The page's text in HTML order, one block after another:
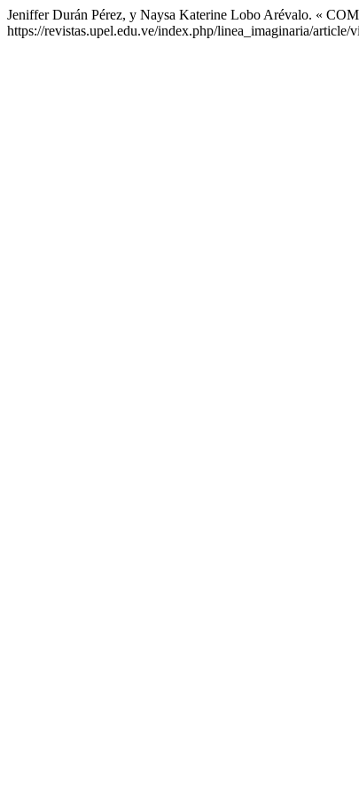
Jeniffer Durán Pérez, y Naysa Katerine Lobo Arévalo. «
https://revistas.upel.edu.ve/index.php/linea_imaginaria/article/